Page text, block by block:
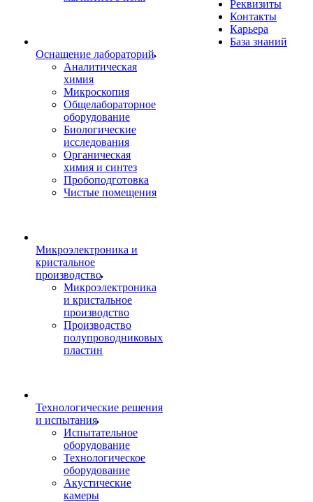
Оснащение лабораторий
Аналитическая
химия
Микроскопия
Общелабораторное
оборудование
Биологические
исследования
Органическая
химия и синтез
Пробоподготовка
Чистые помещения
Микроэлектроника и
кристальное
производство
Микроэлектроника
и кристальное
производство
Производство
полупроводниковых
пластин
Технологические решения
и испытания
Испытательное
оборудование
Технологическое
оборудование
Акустические
камеры
Реквизиты
Контакты
Карьера
База знаний